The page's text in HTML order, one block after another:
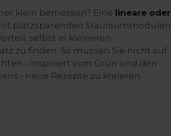
klein bemessen? Eine lineare oder
platzsparenden Stauraummodulen
selbst in kleineren
zu finden. So müssen Sie nicht auf
- inspiriert vom Grün und den
- neue Rezepte zu kreieren.